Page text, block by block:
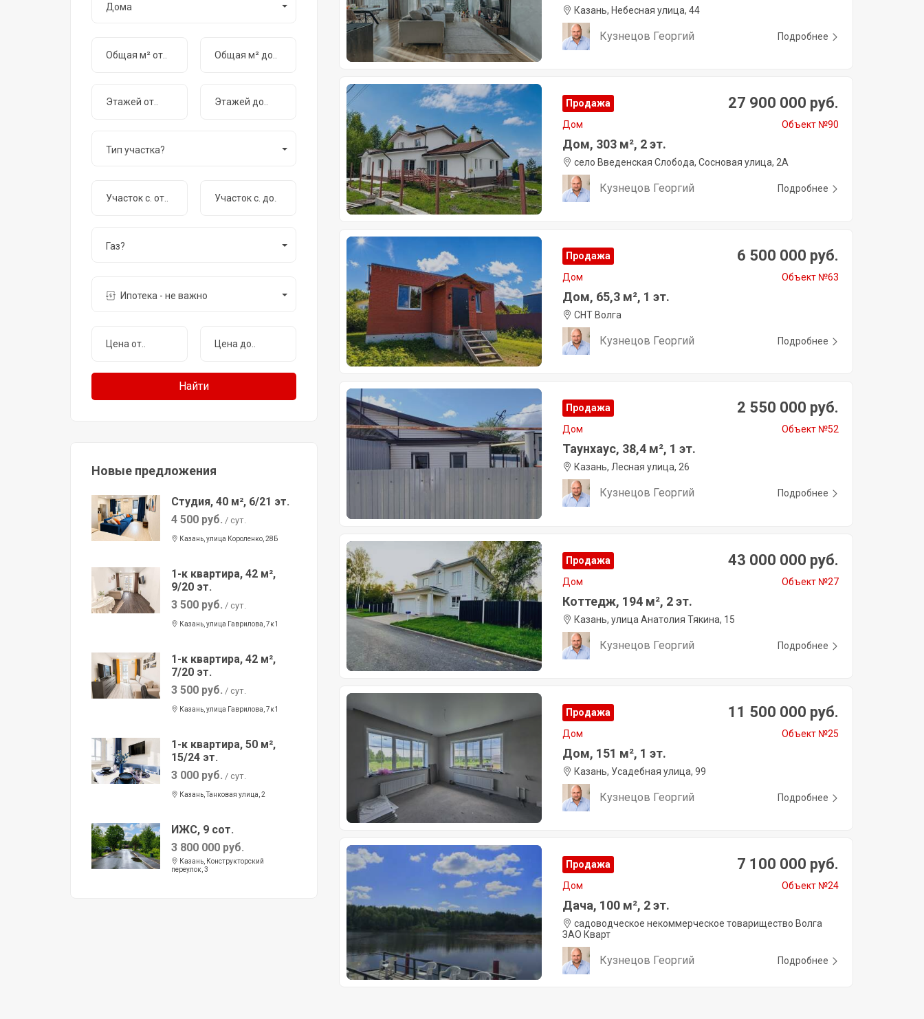
Дома
Тип участка?
Газ?
Ипотека - не важно
Новые предложения
Студия, 40 м², 6/21 эт.
4 500 руб. / сут.
Казань, улица Короленко, 28Б
1-к квартира, 42 м²,
9/20 эт.
3 500 руб. / сут.
Казань, улица Гаврилова, 7к1
1-к квартира, 42 м²,
7/20 эт.
3 500 руб. / сут.
Казань, улица Гаврилова, 7к1
1-к квартира, 50 м²,
15/24 эт.
3 000 руб. / сут.
Казань, Танковая улица, 2
ИЖС, 9 сот.
3 800 000 руб.
Казань, Конструкторский
переулок, 3
Казань, Небесная улица, 44
Кузнецов Георгий Подробнее
Продажа 27 900 000 руб.
Дом Объект №90
Дом, 303 м², 2 эт.
село Введенская Слобода, Сосновая улица, 2А
Кузнецов Георгий Подробнее
Продажа 6 500 000 руб.
Дом Объект №63
Дом, 65,3 м², 1 эт.
СНТ Волга
Кузнецов Георгий Подробнее
Продажа 2 550 000 руб.
Дом Объект №52
Таунхаус, 38,4 м², 1 эт.
Казань, Лесная улица, 26
Кузнецов Георгий Подробнее
Продажа 43 000 000 руб.
Дом Объект №27
Коттедж, 194 м², 2 эт.
Казань, улица Анатолия Тякина, 15
Кузнецов Георгий Подробнее
Продажа 11 500 000 руб.
Дом Объект №25
Дом, 151 м², 1 эт.
Казань, Усадебная улица, 99
Кузнецов Георгий Подробнее
Продажа 7 100 000 руб.
Дом Объект №24
Дача, 100 м², 2 эт.
садоводческое некоммерческое товарищество Волга
ЗАО Кварт
Кузнецов Георгий Подробнее